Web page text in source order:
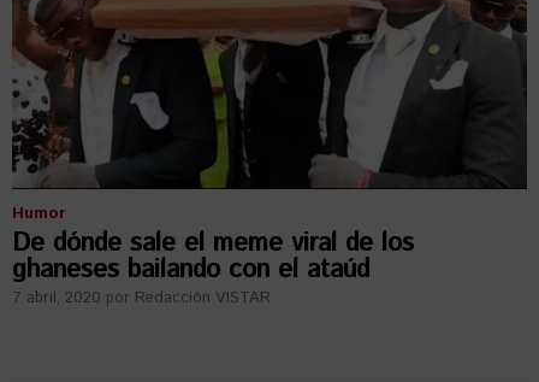
Humor
De dónde sale el meme viral de los
ghaneses bailando con el ataúd
7 abril, 2020 por Redacción VISTAR